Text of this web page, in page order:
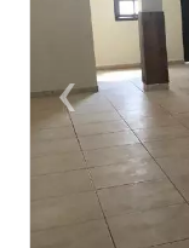
‹Previous